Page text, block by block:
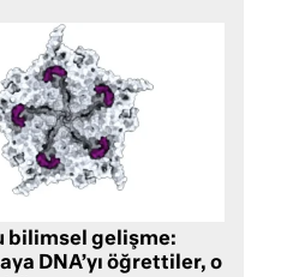
bilimsel gelişme:
DNA’yı öğrettiler, o